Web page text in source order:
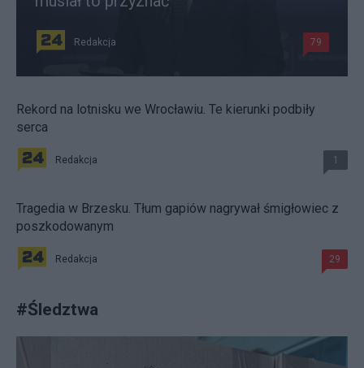
Redakcja 79
Rekord na lotnisku we Wrocławiu. Te kierunki podbiły
serca
Redakcja 1
Tragedia w Brzesku. Tłum gapiów nagrywał śmigłowiec z
poszkodowanym
Redakcja 29
#Śledztwa